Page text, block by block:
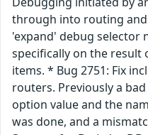
through into routing
'expand' debug selector
specifically on the result
items. * Bug 2751: Fix
routers. Previously a
option value and the
was done, and a